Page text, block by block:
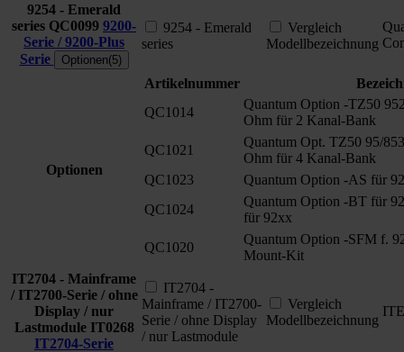
9254 - Emerald
series QC0099 9200-
Serie / 9200-Plus
Serie
Optionen(5)
9254 - Emerald
series
Vergleich
Modellbezeichnung
Optionen
Artikelnummer
QC1014
Quantum Option -TZ50
Ohm für 2 Kanal-Bank
QC1021
Quantum Opt. TZ50 95/
Ohm für 4 Kanal-Bank
QC1023
Quantum Option -AS für
QC1024
Quantum Option -BT für
für 92xx
QC1020
Quantum Option -SFM f.
Mount-Kit
IT2704 - Mainframe
/ IT2700-Serie / ohne
Display / nur
Lastmodule IT0268
IT2704-Serie
IT2704 -
Mainframe / IT2700-
Serie / ohne Display
/ nur Lastmodule
Vergleich
Modellbezeichnung